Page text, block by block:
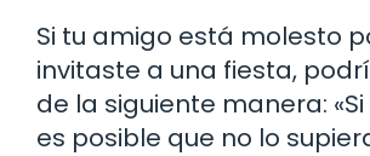
Si tu amigo está molesto
invitaste a una fiesta,
de la siguiente manera:
es posible que no lo